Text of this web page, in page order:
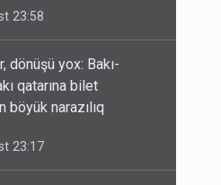
oğludur - DOSYE
Şurasına əlavə
vəzifələr verilib
23:58
dönüşü yox: Bakı-
qatarına bilet
böyük narazılıq
23:17